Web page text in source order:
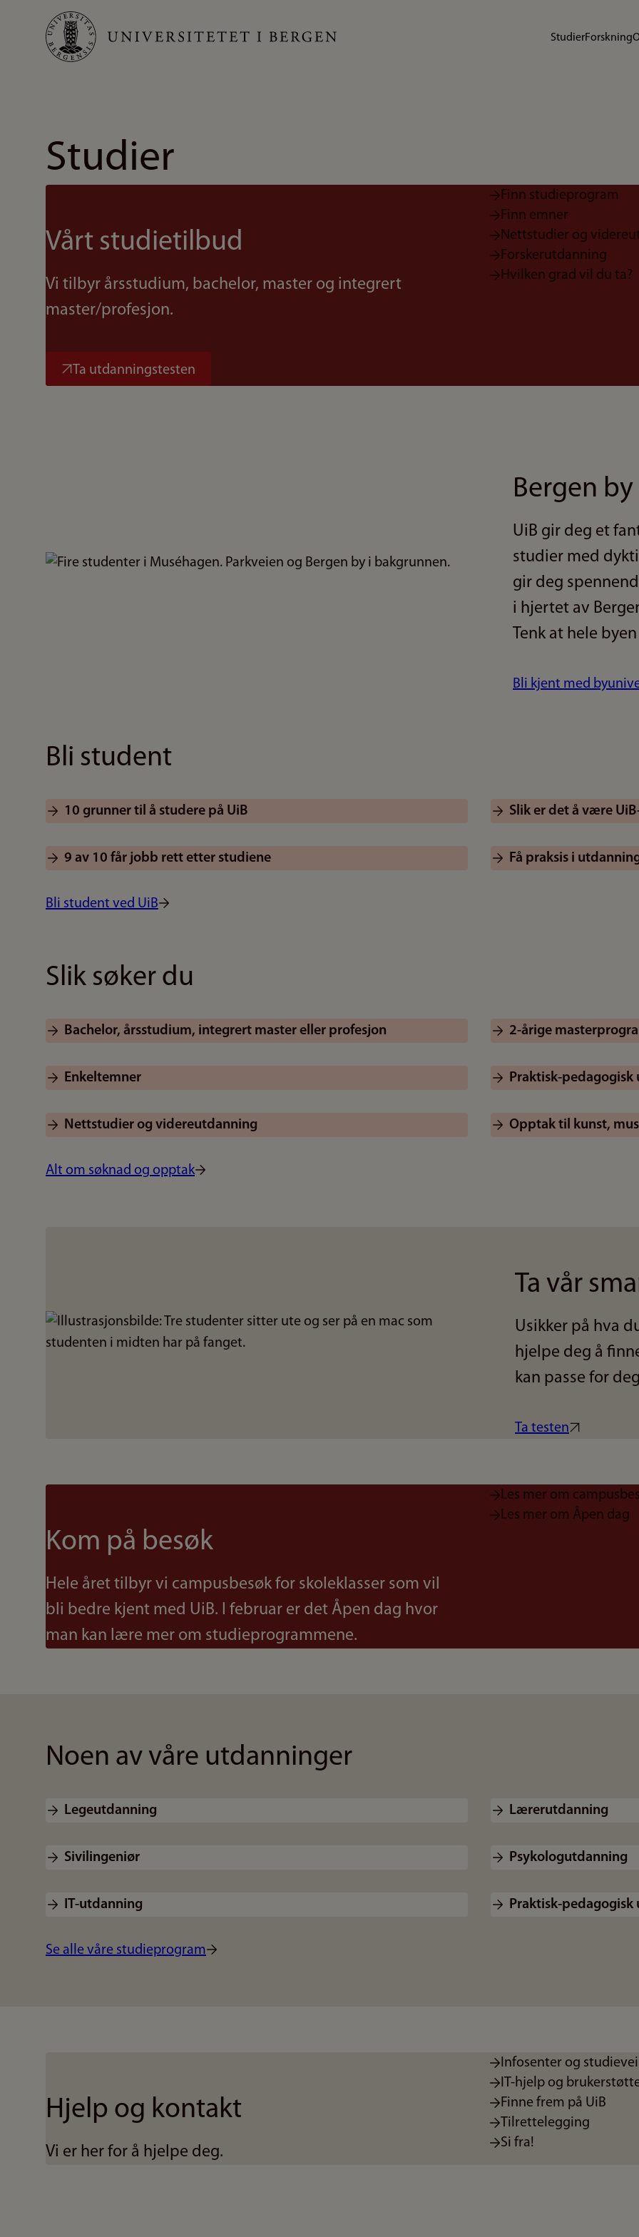
Hopp
StudierForskning
Studier
Vårt studietilbud
Vi tilbyr årsstudium, bachelor, master og integrert
master/profesjon.
Ta utdanningstesten
Finn studieprogram
Finn emner
Nettstudier og
Forskerutdanning
Hvilken grad vil du ta?
Bergen
UiB gir deg et
studier med
gir deg
i hjertet av
Tenk at hele
Bli kjent med
Bilde
Bli student
10 grunner til å studere på UiB Slik er det å være
9 av 10 får jobb rett etter studiene Få praksis i
Bli student ved UiB
Slik søker du
Bachelor, årsstudium, integrert master eller profesjon 2-årige
Enkeltemner Praktisk-pedagogisk
Nettstudier og videreutdanning Opptak til kunst,
Alt om søknad og opptak
Ta vår
Usikker på hva
hjelpe deg å
kan passe for deg
Ta testen
Bilde
Kom på besøk
Hele året tilbyr vi campusbesøk for skoleklasser som vil
bli bedre kjent med UiB. I februar er det Åpen dag hvor
man kan lære mer om studieprogrammene.
Les mer om
Les mer om Åpen dag
Noen av våre utdanninger
Legeutdanning Lærerutdanning
Sivilingeniør Psykologutdanning
IT-utdanning Praktisk-pedagogisk
Se alle våre studieprogram
Hjelp og kontakt
Vi er her for å hjelpe deg.
Infosenter og
IT-hjelp og
Finne frem på UiB
Tilrettelegging
Si fra!